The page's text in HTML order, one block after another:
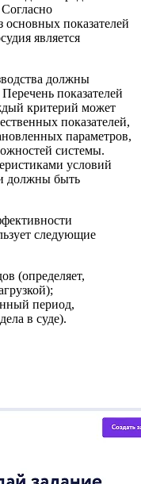
показателей
является
должны
показателей
критерий может
показателей,
параметров,
системы.
условий
должны быть
следующие
(определяет,
период,
в суде).